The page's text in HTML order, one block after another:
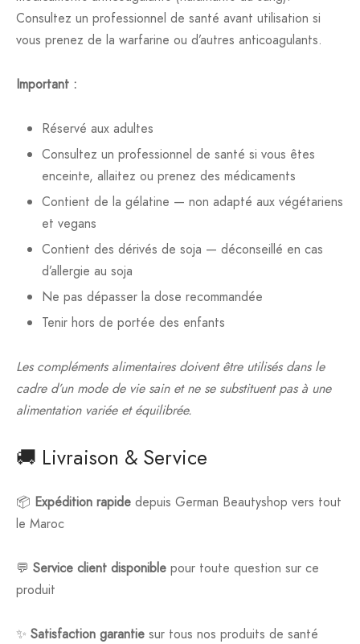
Consultez un professionnel de santé avant utilisation si
vous prenez de la warfarine ou d’autres anticoagulants.
Important :
Réservé aux adultes
Consultez un professionnel de santé si vous êtes
enceinte, allaitez ou prenez des médicaments
Contient de la gélatine — non adapté aux végétariens
et vegans
Contient des dérivés de soja — déconseillé en cas
d’allergie au soja
Ne pas dépasser la dose recommandée
Tenir hors de portée des enfants
Les compléments alimentaires doivent être utilisés dans le
cadre d’un mode de vie sain et ne se substituent pas à une
alimentation variée et équilibrée.
🚚 Livraison & Service
📦 Expédition rapide depuis German Beautyshop vers tout
le Maroc
💬 Service client disponible pour toute question sur ce
produit
✨ Satisfaction garantie sur tous nos produits de santé